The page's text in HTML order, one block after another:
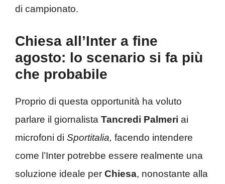
di campionato.
Chiesa all’Inter a fine
agosto: lo scenario si fa più
che probabile
Proprio di questa opportunità ha voluto
parlare il giornalista Tancredi Palmeri ai
microfoni di Sportitalia, facendo intendere
come l’Inter potrebbe essere realmente una
soluzione ideale per Chiesa, nonostante alla